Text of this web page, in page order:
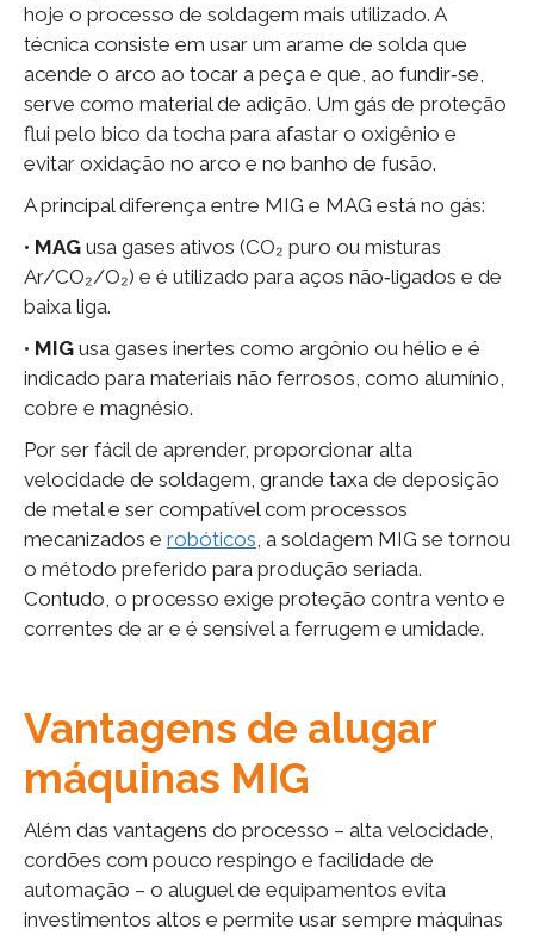
hoje o processo de soldagem mais utilizado. A
técnica consiste em usar um arame de solda que
acende o arco ao tocar a peça e que, ao fundir‑se,
serve como material de adição. Um gás de proteção
flui pelo bico da tocha para afastar o oxigênio e
evitar oxidação no arco e no banho de fusão.
A principal diferença entre MIG e MAG está no gás:
• MAG usa gases ativos (CO₂ puro ou misturas
Ar/CO₂/O₂) e é utilizado para aços não‑ligados e de
baixa liga.
• MIG usa gases inertes como argônio ou hélio e é
indicado para materiais não ferrosos, como alumínio,
cobre e magnésio.
Por ser fácil de aprender, proporcionar alta
velocidade de soldagem, grande taxa de deposição
de metal e ser compatível com processos
mecanizados e robóticos , a soldagem MIG se tornou
o método preferido para produção seriada.
Contudo, o processo exige proteção contra vento e
correntes de ar e é sensível a ferrugem e umidade.
Vantagens de alugar
máquinas MIG
Além das vantagens do processo – alta velocidade,
cordões com pouco respingo e facilidade de
automação – o aluguel de equipamentos evita
investimentos altos e permite usar sempre máquinas